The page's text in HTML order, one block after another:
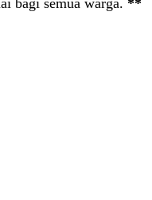
bagi semua warga. **